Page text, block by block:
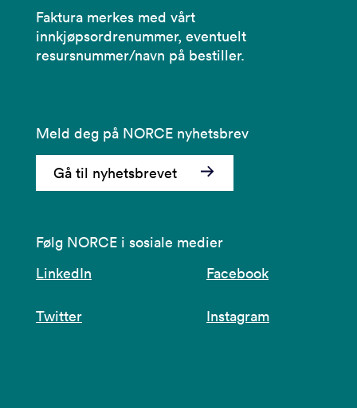
Faktura merkes med vårt
innkjøpsordrenummer, eventuelt
resursnummer/navn på bestiller.
Meld deg på NORCE nyhetsbrev
Gå til nyhetsbrevet
Følg NORCE i sosiale medier
LinkedIn
Facebook
Twitter Instagram